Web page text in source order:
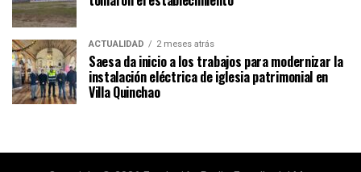
ACTUALIDAD 2 meses atrás
Saesa da inicio a los trabajos para modernizar la
instalación eléctrica de iglesia patrimonial en
Villa Quinchao